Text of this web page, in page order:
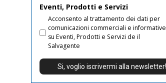
Eventi, Prodotti e Servizi
Acconsento al trattamento dei dati per
comunicazioni commerciali e informative
su Eventi, Prodotti e Servizi de il
Salvagente